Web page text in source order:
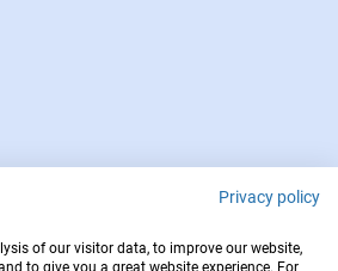
Privacy policy
of our visitor data, to improve our website,
to give you a great website experience. For